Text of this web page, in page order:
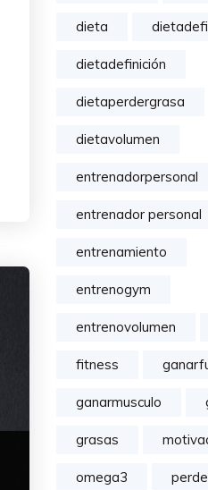
dieta
dietadefinición
dietaperdergrasa
dietavolumen
entrenadorpersonal
entrenador personal
entrenamiento
entrenogym
entrenovolumen
fitness
ganarmusculo
grasas
omega3